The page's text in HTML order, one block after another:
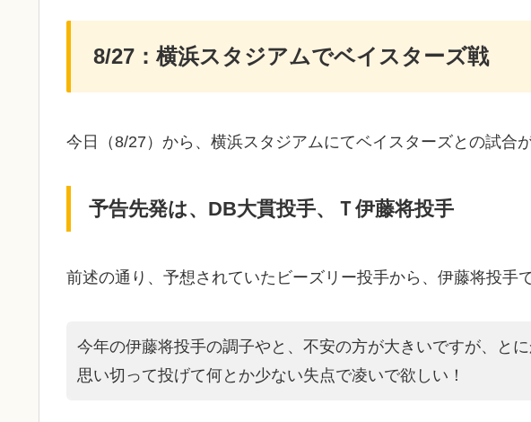
8/27：横浜スタジアムでベイスターズ戦
今日（8/27）から、横浜スタジアムにてベイスターズとの試合
予告先発は、DB大貫投手、Ｔ伊藤将投手
前述の通り、予想されていたビーズリー投手から、伊藤将投手
今年の伊藤将投手の調子やと、不安の方が大きいですが、と
思い切って投げて何とか少ない失点で凌いで欲しい！